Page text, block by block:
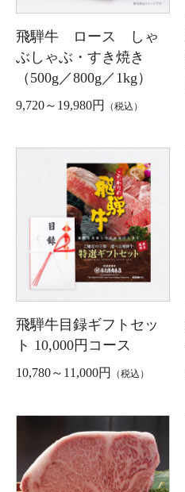
飛騨牛 ロース しゃ
ぶしゃぶ・すき焼き
（500g／800g／1kg）
9,720～19,980円 （税込）
飛騨牛目録ギフトセッ
ト 10,000円コース
10,780～11,000円 （税込）